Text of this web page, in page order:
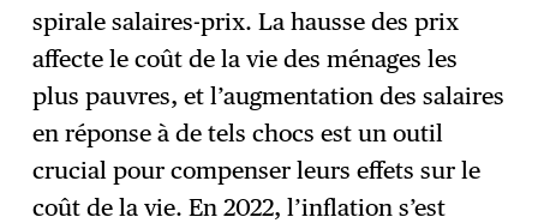
spirale salaires-prix. La hausse des prix
affecte le coût de la vie des ménages les
plus pauvres, et l’augmentation des salaires
en réponse à de tels chocs est un outil
crucial pour compenser leurs effets sur le
coût de la vie. En 2022, l’inflation s’est